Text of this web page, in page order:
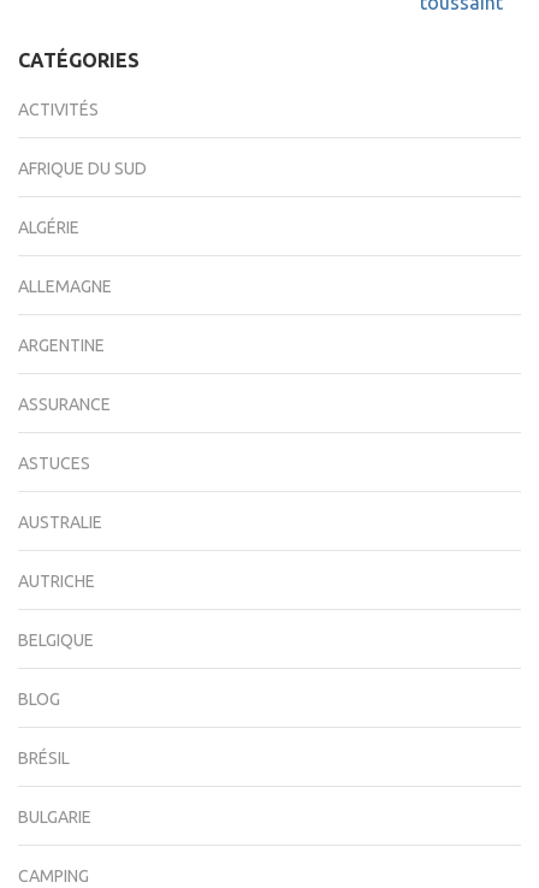
CATÉGORIES
ACTIVITÉS
AFRIQUE DU SUD
ALGÉRIE
ALLEMAGNE
ARGENTINE
ASSURANCE
ASTUCES
AUSTRALIE
AUTRICHE
BELGIQUE
BLOG
BRÉSIL
BULGARIE
CAMPING